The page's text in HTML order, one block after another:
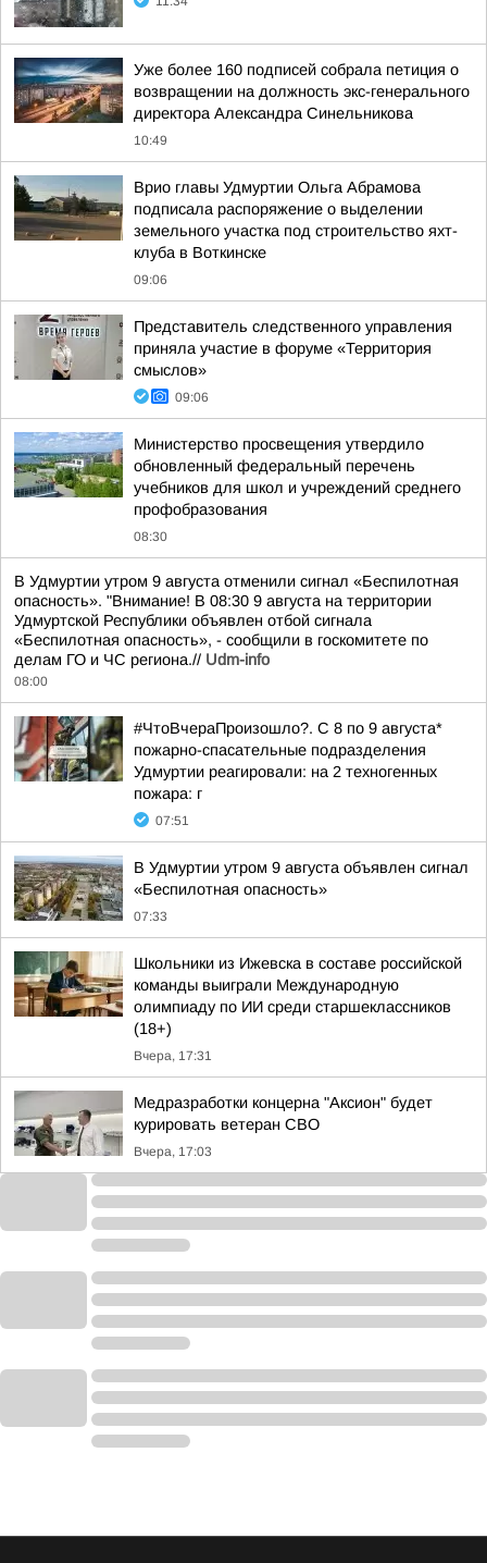
Уже более 160 подписей собрала петиция о
возвращении на должность экс-генерального
директора Александра Синельникова
10:49
Врио главы Удмуртии Ольга Абрамова
подписала распоряжение о выделении
земельного участка под строительство яхт-
клуба в Воткинске
09:06
Представитель следственного управления
приняла участие в форуме «Территория
смыслов»
09:06
Министерство просвещения утвердило
обновленный федеральный перечень
учебников для школ и учреждений среднего
профобразования
08:30
В Удмуртии утром 9 августа отменили сигнал «Беспилотная
опасность». "Внимание! В 08:30 9 августа на территории
Удмуртской Республики объявлен отбой сигнала
«Беспилотная опасность», - сообщили в госкомитете по
делам ГО и ЧС региона.// Udm-info
08:00
#ЧтоВчераПроизошло?. С 8 по 9 августа*
пожарно-спасательные подразделения
Удмуртии реагировали: на 2 техногенных
пожара: г
07:51
В Удмуртии утром 9 августа объявлен сигнал
«Беспилотная опасность»
07:33
Школьники из Ижевска в составе российской
команды выиграли Международную
олимпиаду по ИИ среди старшеклассников
(18+)
Вчера, 17:31
Медразработки концерна "Аксион" будет
курировать ветеран СВО
Вчера, 17:03